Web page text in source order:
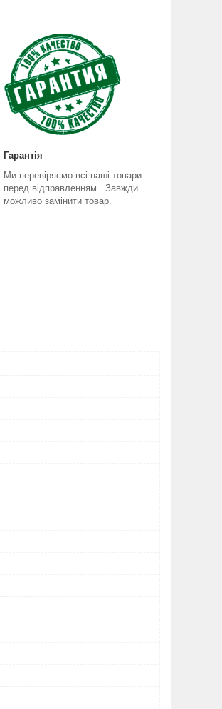
Гарантія
Ми перевіряємо всі наші товари
перед відправленням. Завжди
можливо замінити товар.